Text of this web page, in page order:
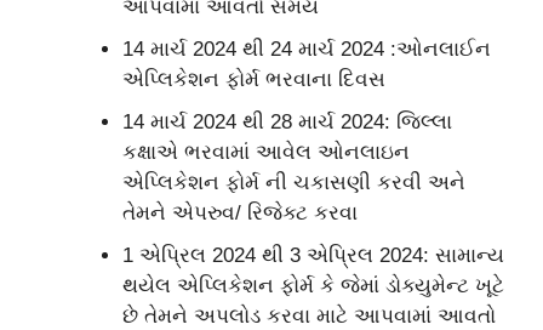
આપવામાં આવતો સમય
14 માર્ચ 2024 થી 24 માર્ચ 2024 :ઓનલાઈન
એપ્લિકેશન ફોર્મ ભરવાના દિવસ
14 માર્ચ 2024 થી 28 માર્ચ 2024: જિલ્લા
કક્ષાએ ભરવામાં આવેલ ઓનલાઇન
એપ્લિકેશન ફોર્મ ની ચકાસણી કરવી અને
તેમને એપરુવ/ રિજેક્ટ કરવા
1 એપ્રિલ 2024 થી 3 એપ્રિલ 2024: સામાન્ય
થયેલ એપ્લિકેશન ફોર્મ કે જેમાં ડોક્યુમેન્ટ ખૂટે
છે તેમને અપલોડ કરવા માટે આપવામાં આવતો